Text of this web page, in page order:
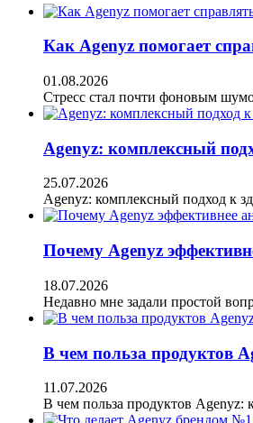
Как Agenyz помогает
01.08.2026
Стресс стал почти фоновым
Agenyz: комплексный
25.07.2026
Agenyz: комплексный подход к
Почему Agenyz
18.07.2026
Недавно мне задали простой
В чем польза продуктов
11.07.2026
В чем польза продуктов